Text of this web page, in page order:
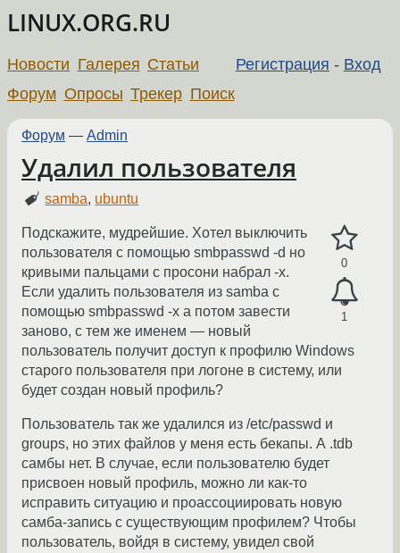
LINUX.ORG.RU
Регистрация - Вход
Новости Галерея Статьи
Форум Опросы Трекер Поиск
Форум — Admin
Удалил пользователя
samba, ubuntu
0
1
Подскажите, мудрейшие. Хотел выключить
пользователя с помощью smbpasswd -d но
кривыми пальцами с просони набрал -x.
Если удалить пользователя из samba с
помощью smbpasswd -x а потом завести
заново, с тем же именем — новый
пользователь получит доступ к профилю Windows
старого пользователя при логоне в систему, или
будет создан новый профиль?
Пользователь так же удалился из /etc/passwd и
groups, но этих файлов у меня есть бекапы. А .tdb
самбы нет. В случае, если пользователю будет
присвоен новый профиль, можно ли как-то
исправить ситуацию и проассоциировать новую
самба-запись с существующим профилем? Чтобы
пользователь, войдя в систему, увидел свой